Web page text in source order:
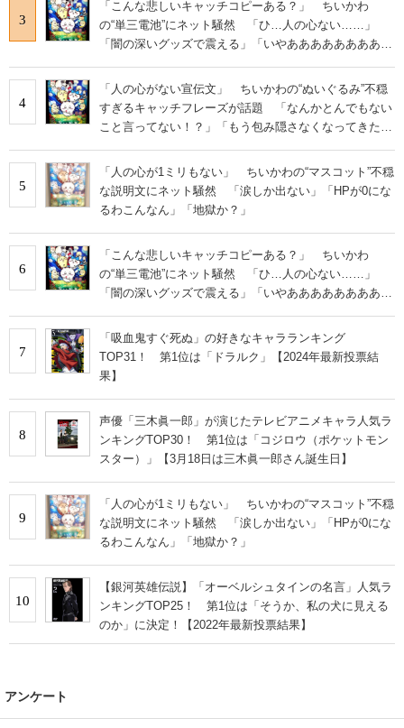
3
「こんな悲しいキャッチコピーある？」 ちいかわ
の“単三電池”にネット騒然 「ひ…人の心ない……」
「闇の深いグッズで震える」「いやあああああああああ
4
「人の心がない宣伝文」 ちいかわの“ぬいぐるみ”不穏
すぎるキャッチフレーズが話題 「なんかとんでもない
こと言ってない！？」「もう包み隠さなくなってきた
5
「人の心が1ミリもない」 ちいかわの“マスコット”不穏
な説明文にネット騒然 「涙しか出ない」「HPが0にな
るわこんなん」「地獄か？」
6
「こんな悲しいキャッチコピーある？」 ちいかわ
の“単三電池”にネット騒然 「ひ…人の心ない……」
「闇の深いグッズで震える」「いやあああああああああ
7
「吸血鬼すぐ死ぬ」の好きなキャラランキング
TOP31！ 第1位は「ドラルク」【2024年最新投票結
果】
8
声優「三木眞一郎」が演じたテレビアニメキャラ人気ラ
ンキングTOP30！ 第1位は「コジロウ（ポケットモン
スター）」【3月18日は三木眞一郎さん誕生日】
9
「人の心が1ミリもない」 ちいかわの“マスコット”不穏
な説明文にネット騒然 「涙しか出ない」「HPが0にな
るわこんなん」「地獄か？」
10
【銀河英雄伝説】「オーベルシュタインの名言」人気ラ
ンキングTOP25！ 第1位は「そうか、私の犬に見える
のか」に決定！【2022年最新投票結果】
アンケート